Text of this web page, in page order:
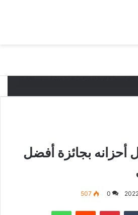
أحزانه بجائزة أفضل
0
507
بينتيريست واتساب